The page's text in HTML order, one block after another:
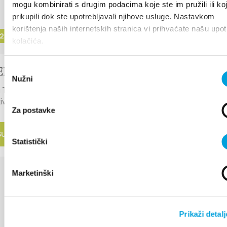
mogu kombinirati s drugim podacima koje ste im pružili ili
prikupili dok ste upotrebljavali njihove usluge. Nastavkom
korištenja naših internetskih stranica vi prihvaćate našu
kolačića.
Odabir
pristanka
Nužni
Za postavke
Statistički
Marketinški
Prikaži
- 1 septembre 2023
INTERPRÉTATIVES
de Kaštela organise 3 promenades thématiques
(storytelling) à...